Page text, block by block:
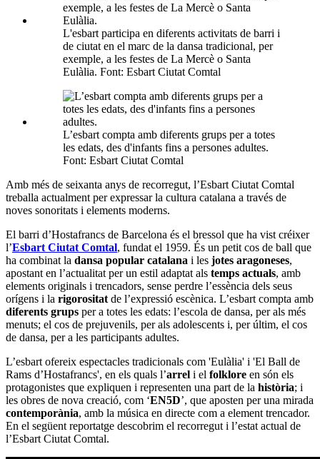
L'esbart participa en diferents activitats de barri i
de ciutat en el marc de la dansa tradicional, per
exemple, a les festes de La Mercè o Santa
Eulàlia. Font: Esbart Ciutat Comtal
L’esbart compta amb diferents grups per a totes
les edats, des d'infants fins a persones adultes.
Font: Esbart Ciutat Comtal
Amb més de seixanta anys de recorregut, l’Esbart Ciutat Comtal
treballa actualment per expressar la cultura catalana a través de
noves sonoritats i elements moderns.
El barri d’Hostafrancs de Barcelona és el bressol que ha vist créixer
l’Esbart Ciutat Comtal, fundat el 1959. És un petit cos de ball que
ha combinat la dansa popular catalana i les jotes aragoneses,
apostant en l’actualitat per un estil adaptat als temps actuals, amb
elements originals i trencadors, sense perdre l’essència dels seus
orígens i la rigorositatde l’expressió escènica. L’esbart compta amb
diferents grups per a totes les edats: l’escola de dansa, per als més
menuts; el cos de prejuvenils, per als adolescents i, per últim, el cos
de dansa, per a les participants adultes.
L’esbart ofereix espectacles tradicionals com 'Eulàlia' i 'El Ball de
Rams d’Hostafrancs', en els quals l’arrel i el folklore en són els
protagonistes que expliquen i representen una part de la història; i
les obres de nova creació, com ‘EN5D’, que aposten per una mirada
contemporània, amb la música en directe com a element trencador.
En el següent reportatge descobrim el recorregut i l’estat actual de
l’Esbart Ciutat Comtal.